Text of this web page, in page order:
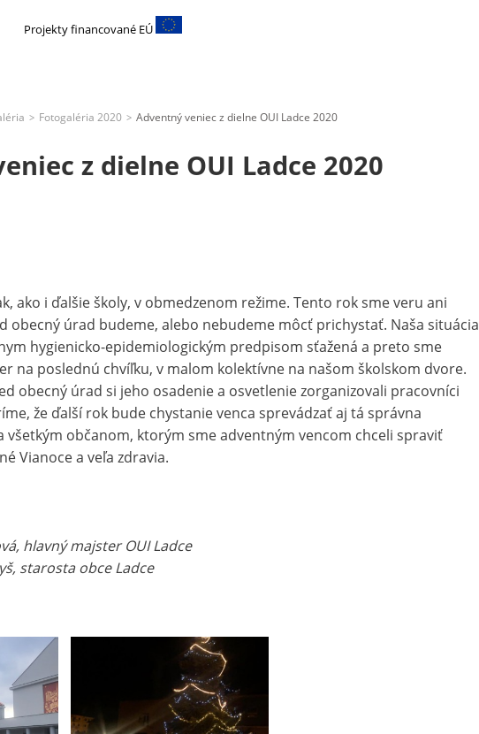
Projekty financované EÚ
> Fotogaléria 2020 > Adventný veniec z dielne OUI Ladce 2020
z dielne OUI Ladce 2020
ako i ďalšie školy, v obmedzenom režime. Tento rok sme veru ani
obecný úrad budeme, alebo nebudeme môcť prichystať. Naša situácia
hygienicko-epidemiologickým predpisom sťažená a preto sme
na poslednú chvíľku, v malom kolektívne na našom školskom dvore.
obecný úrad si jeho osadenie a osvetlenie zorganizovali pracovníci
že ďalší rok bude chystanie venca sprevádzať aj tá správna
všetkým občanom, ktorým sme adventným vencom chceli spraviť
Vianoce a veľa zdravia.
hlavný majster OUI Ladce
starosta obce Ladce